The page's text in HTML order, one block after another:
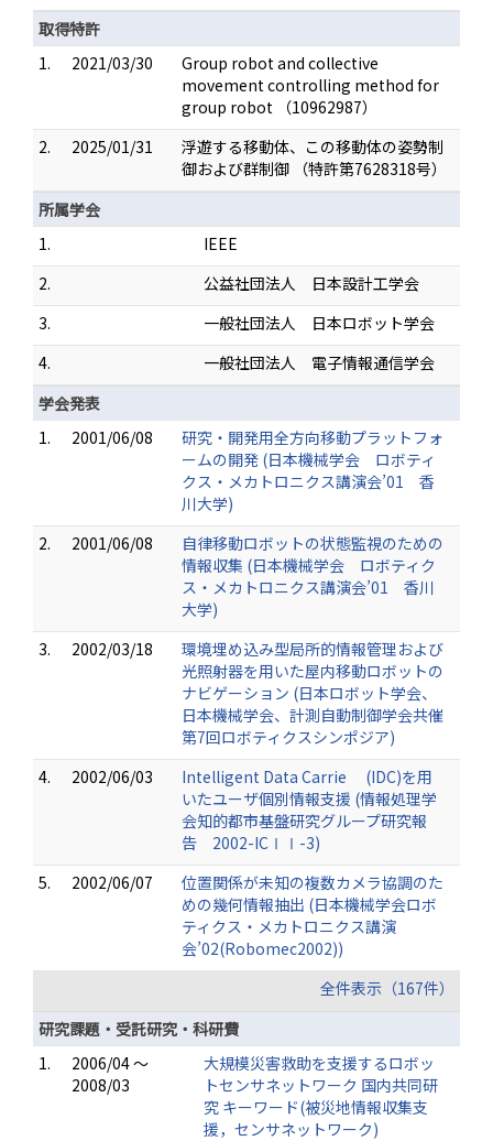
取得特許
1.
2021/03/30
Group robot and collective
movement controlling method for
group robot （10962987）
2.
2025/01/31
浮遊する移動体、この移動体の姿勢制
御および群制御 （特許第7628318号）
所属学会
1.
IEEE
2.
公益社団法人 日本設計工学会
3.
一般社団法人 日本ロボット学会
4.
一般社団法人 電子情報通信学会
学会発表
1.
2001/06/08
研究・開発用全方向移動プラットフォ
ームの開発 (日本機械学会 ロボティ
クス・メカトロニクス講演会’01 香
川大学)
2.
2001/06/08
自律移動ロボットの状態監視のための
情報収集 (日本機械学会 ロボティク
ス・メカトロニクス講演会’01 香川
大学)
3.
2002/03/18
環境埋め込み型局所的情報管理および
光照射器を用いた屋内移動ロボットの
ナビゲーション (日本ロボット学会、
日本機械学会、計測自動制御学会共催
第7回ロボティクスシンポジア)
4.
2002/06/03
Intelligent Data Carrie (IDC)を用
いたユーザ個別情報支援 (情報処理学
会知的都市基盤研究グループ研究報
告 2002-ICⅠⅠ-3)
5.
2002/06/07
位置関係が未知の複数カメラ協調のた
めの幾何情報抽出 (日本機械学会ロボ
ティクス・メカトロニクス講演
会’02(Robomec2002))
全件表示（167件）
研究課題・受託研究・科研費
1.
2006/04 ～
2008/03
大規模災害救助を支援するロボッ
トセンサネットワーク 国内共同研
究 キーワード(被災地情報収集支
援，センサネットワーク)